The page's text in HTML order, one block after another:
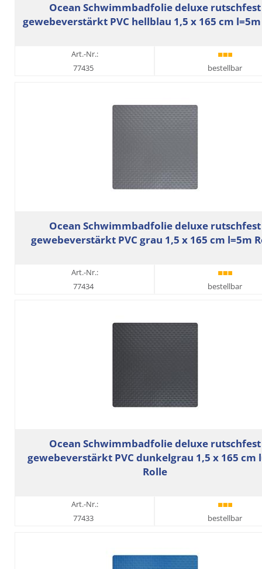
Ocean Schwimmbadfolie deluxe rutschfest
gewebeverstärkt PVC hellblau 1,5 x 165 cm
Art.-Nr.:
77435
bestellbar
Ocean Schwimmbadfolie deluxe rutschfest
gewebeverstärkt PVC grau 1,5 x 165 cm l=5m
Art.-Nr.:
77434
bestellbar
Ocean Schwimmbadfolie deluxe rutschfest
gewebeverstärkt PVC dunkelgrau 1,5 x 165 cm
Rolle
Art.-Nr.:
77433
bestellbar